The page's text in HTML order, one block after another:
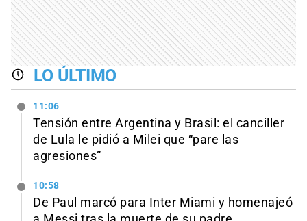
LO ÚLTIMO
11:06
Tensión entre Argentina y Brasil: el canciller
de Lula le pidió a Milei que “pare las
agresiones”
10:58
De Paul marcó para Inter Miami y homenajeó